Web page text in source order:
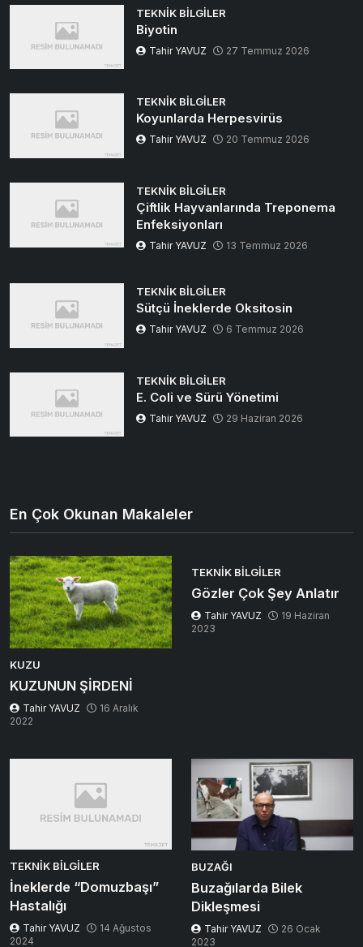
TEKNIK BILGILER
Biyotin
Tahir YAVUZ 27 Temmuz 2026
TEKNIK BILGILER
Koyunlarda Herpesvirüs
Tahir YAVUZ 20 Temmuz 2026
TEKNIK BILGILER
Çiftlik Hayvanlarında Treponema
Enfeksiyonları
Tahir YAVUZ 13 Temmuz 2026
TEKNIK BILGILER
Sütçü İneklerde Oksitosin
Tahir YAVUZ 6 Temmuz 2026
TEKNIK BILGILER
E. Coli ve Sürü Yönetimi
Tahir YAVUZ 29 Haziran 2026
En Çok Okunan Makaleler
KUZU
KUZUNUN ŞİRDENİ
Tahir YAVUZ
16 Aralık
2022
TEKNIK BILGILER
Gözler Çok Şey Anlatır
Tahir YAVUZ
19 Haziran
2023
TEKNIK BILGILER
İneklerde “Domuzbaşı”
Hastalığı
Tahir YAVUZ
14 Ağustos
2024
BUZAĞI
Buzağılarda Bilek
Dikleşmesi
Tahir YAVUZ
26 Ocak
2023